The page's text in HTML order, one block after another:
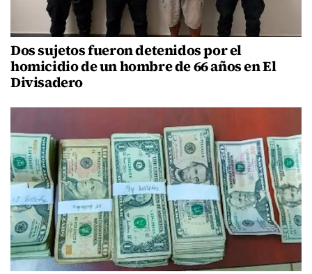
Dos sujetos fueron detenidos por el
homicidio de un hombre de 66 años en El
Divisadero